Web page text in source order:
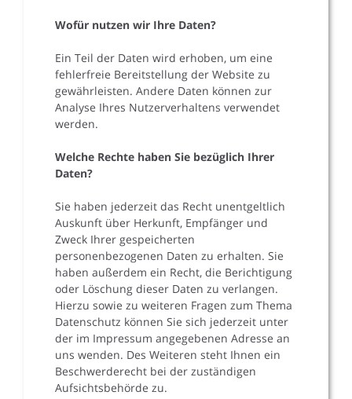
Wofür nutzen wir Ihre Daten?
Ein Teil der Daten wird erhoben, um eine
fehlerfreie Bereitstellung der Website zu
gewährleisten. Andere Daten können zur
Analyse Ihres Nutzerverhaltens verwendet
werden.
Welche Rechte haben Sie bezüglich Ihrer
Daten?
Sie haben jederzeit das Recht unentgeltlich
Auskunft über Herkunft, Empfänger und
Zweck Ihrer gespeicherten
personenbezogenen Daten zu erhalten. Sie
haben außerdem ein Recht, die Berichtigung
oder Löschung dieser Daten zu verlangen.
Hierzu sowie zu weiteren Fragen zum Thema
Datenschutz können Sie sich jederzeit unter
der im Impressum angegebenen Adresse an
uns wenden. Des Weiteren steht Ihnen ein
Beschwerderecht bei der zuständigen
Aufsichtsbehörde zu.